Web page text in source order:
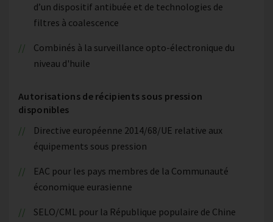
d’un dispositif antibuée et de technologies de
filtres à coalescence
Combinés à la surveillance opto-électronique du
niveau d'huile
Autorisations de récipients sous pression
disponibles
Directive européenne 2014/68/UE relative aux
équipements sous pression
EAC pour les pays membres de la Communauté
économique eurasienne
SELO/CML pour la République populaire de Chine